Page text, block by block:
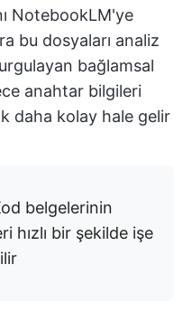
NotebookLM'ye
bu dosyaları analiz
bağlamsal
anahtar bilgileri
daha kolay hale gelir
belgelerinin
hızlı bir şekilde işe